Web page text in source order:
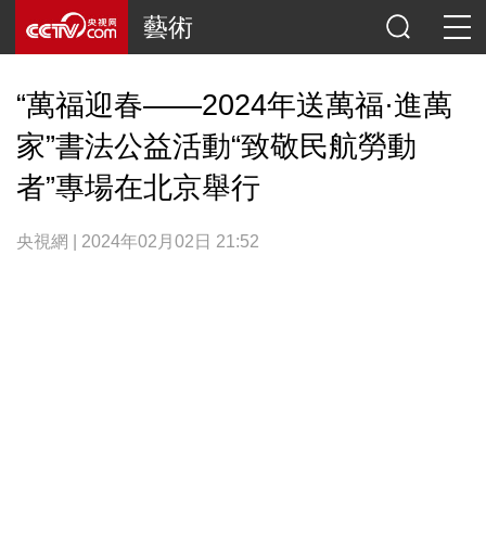
藝術
“萬福迎春——2024年送萬福·進萬
家”書法公益活動“致敬民航勞動
者”專場在北京舉行
央視網 | 2024年02月02日 21:52